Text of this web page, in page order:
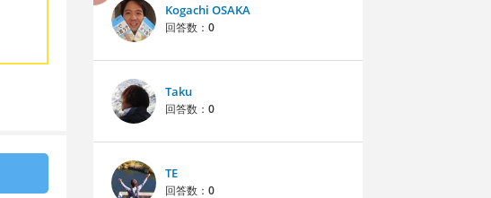
Kogachi OSAKA
回答数： 0
Taku
回答数： 0
TE
回答数： 0